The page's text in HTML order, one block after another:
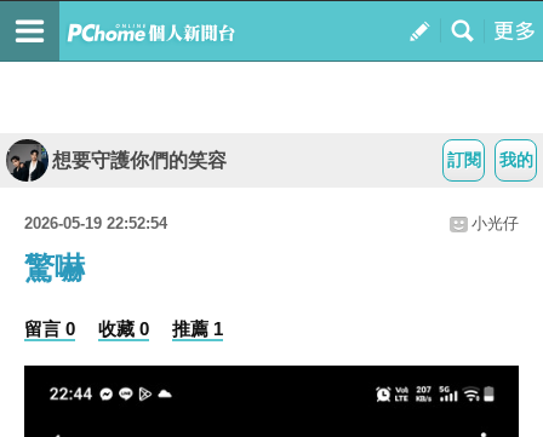
我的
訂閱
想要守護你們的笑容
2026-05-19 22:52:54 小光仔
驚嚇
留言 0 收藏 0 推薦 1